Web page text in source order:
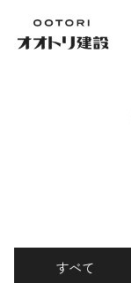
すべて